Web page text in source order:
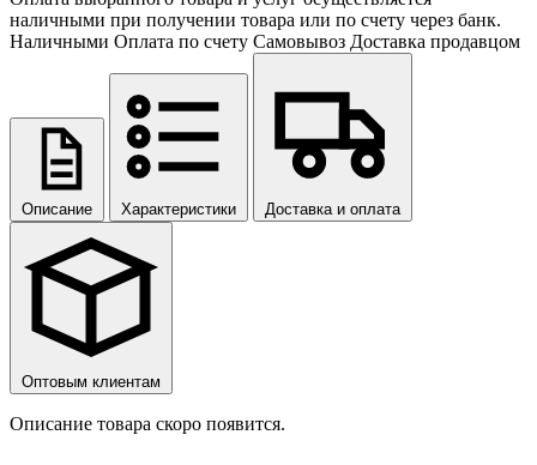
наличными при получении товара или по счету через банк.
Наличными Оплата по счету Самовывоз Доставка продавцом
Описание Характеристики Доставка и оплата
Оптовым клиентам
Описание товара скоро появится.